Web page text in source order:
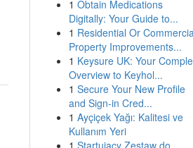
1 Obtain Medications
Digitally: Your Guide to...
1 Residential Or
Property Improvements...
1 Keysure UK: Your
Overview to Keyhol...
1 Secure Your New Profile
and Sign-in Cred...
1 Ayçiçek Yağı: Kalitesi ve
Kullanım Yeri
1 Startujący Zestaw do